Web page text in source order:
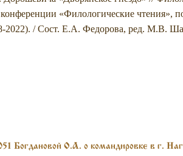
«Филологические чтения»,
2022). / Сост. Е.А. Федорова, ред. М.В.
Богдановой О.А. о командировке в г.